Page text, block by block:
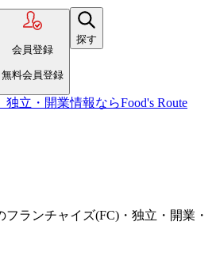
会員登録
無料会員登録
探す
立・開業情報ならFood's Route
ランチャイズ(FC)・独立・開業・